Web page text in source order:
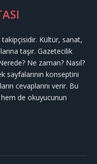
takipçisidir. Kültür, sanat,
taşır. Gazetecilik
Ne zaman? Nasıl?
sayfalarının konseptini
cevaplarını verir. Bu
de okuyucunun